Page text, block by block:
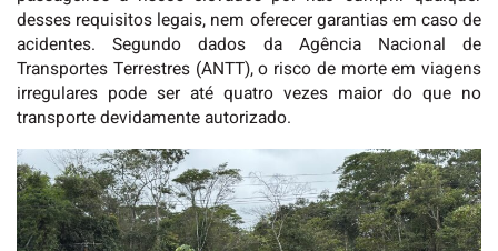
desses requisitos legais, nem oferecer garantias em caso de
acidentes. Segundo dados da Agência Nacional de
Transportes Terrestres (ANTT), o risco de morte em viagens
irregulares pode ser até quatro vezes maior do que no
transporte devidamente autorizado.